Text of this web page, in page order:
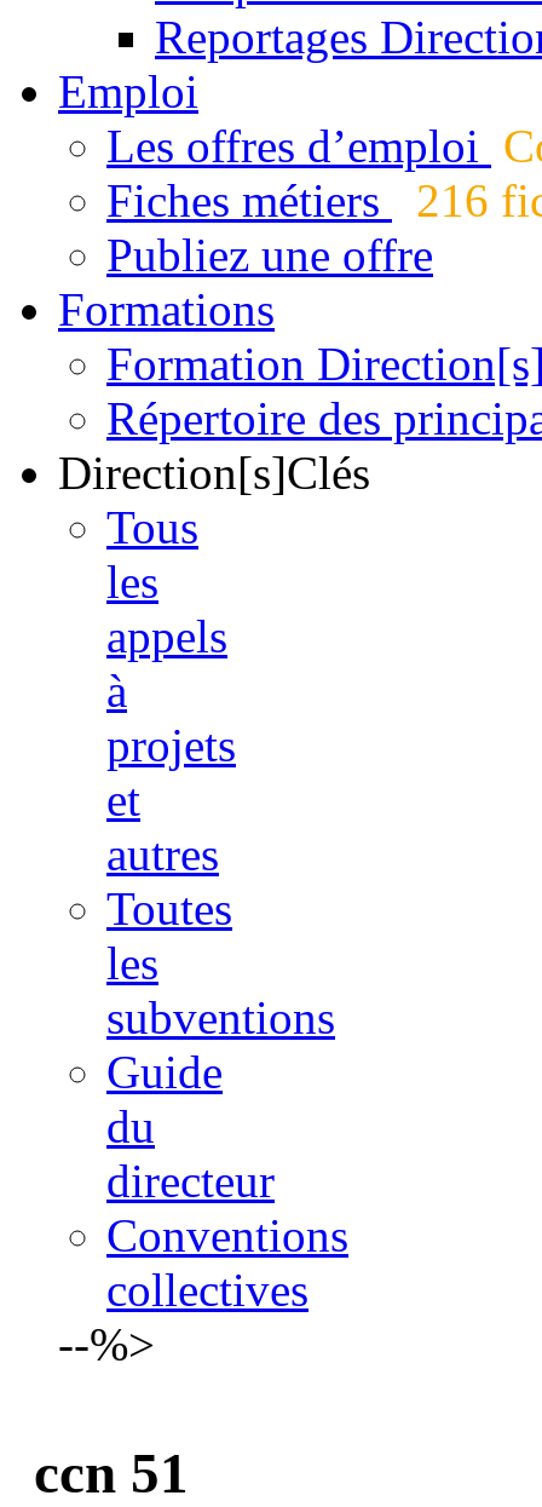
Reportages
Emploi
Les offres d’emploi
Fiches métiers
216
Publiez une offre
Formations
Formation
Répertoire des
Direction[s]Clés
Tous
les
appels
à
projets
et
autres
Toutes
les
subventions
Guide
du
directeur
Conventions
collectives
--%>
ccn 51